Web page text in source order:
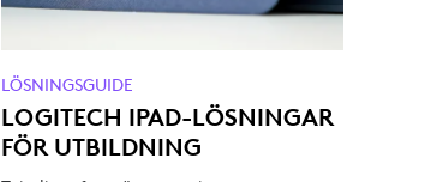
LÖSNINGSGUIDE
LOGITECH IPAD-LÖSNINGAR
FÖR UTBILDNING